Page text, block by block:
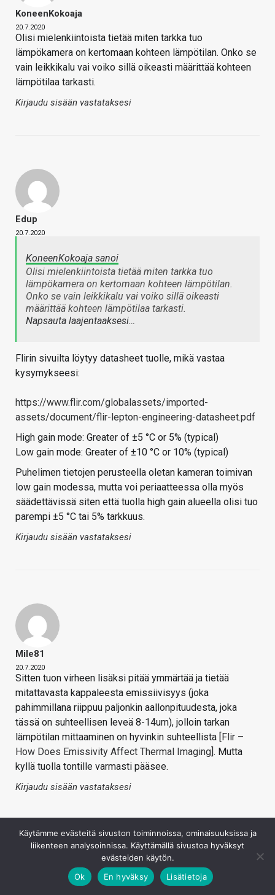
KoneenKokoaja
20.7.2020
Olisi mielenkiintoista tietää miten tarkka tuo
lämpökamera on kertomaan kohteen lämpötilan. Onko se
vain leikkikalu vai voiko sillä oikeasti määrittää kohteen
lämpötilaa tarkasti.
Kirjaudu sisään vastataksesi
Edup
20.7.2020
KoneenKokoaja sanoi
Olisi mielenkiintoista tietää miten tarkka tuo
lämpökamera on kertomaan kohteen lämpötilan.
Onko se vain leikkikalu vai voiko sillä oikeasti
määrittää kohteen lämpötilaa tarkasti.
Napsauta laajentaaksesi…
Flirin sivuilta löytyy datasheet tuolle, mikä vastaa
kysymykseesi:
https://www.flir.com/globalassets/imported-
assets/document/flir-lepton-engineering-datasheet.pdf
High gain mode: Greater of ±5 °C or 5% (typical)
Low gain mode: Greater of ±10 °C or 10% (typical)
Puhelimen tietojen perusteella oletan kameran toimivan
low gain modessa, mutta voi periaatteessa olla myös
säädettävissä siten että tuolla high gain alueella olisi tuo
parempi ±5 °C tai 5% tarkkuus.
Kirjaudu sisään vastataksesi
Mile81
20.7.2020
Sitten tuon virheen lisäksi pitää ymmärtää ja tietää
mitattavasta kappaleesta emissiivisyys (joka
pahimmillana riippuu paljonkin aallonpituudesta, joka
tässä on suhteellisen leveä 8-14um), jolloin tarkan
lämpötilan mittaaminen on hyvinkin suhteellista [Flir –
How Does Emissivity Affect Thermal Imaging]. Mutta
kyllä tuolla tontille varmasti pääsee.
Kirjaudu sisään vastataksesi
Käytämme evästeitä sivuston toiminnoissa, ominaisuuksissa ja
liikenteen analysoinnissa. Käyttämällä sivustoa hyväksyt
evästeiden käytön.
Ok
En hyväksy Lisätietoja